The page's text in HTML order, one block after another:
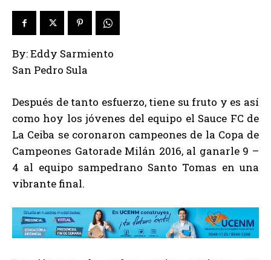
By: Eddy Sarmiento
San Pedro Sula
Después de tanto esfuerzo, tiene su fruto y es así
como hoy los jóvenes del equipo el Sauce FC de
La Ceiba se coronaron campeones de la Copa de
Campeones Gatorade Milán 2016, al ganarle 9 –
4 al equipo sampedrano Santo Tomas en una
vibrante final.